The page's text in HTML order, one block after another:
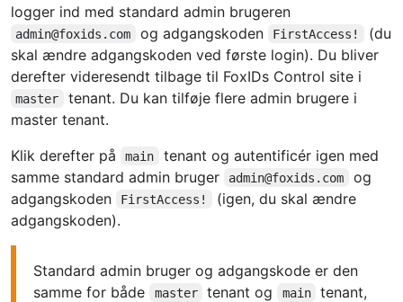
logger ind med standard admin brugeren
admin@foxids.com og adgangskoden FirstAccess!
(du
skal ændre adgangskoden ved første login). Du bliver
derefter videresendt tilbage til FoxIDs Control site i
master
tenant. Du kan tilføje flere admin brugere i
master tenant.
Klik derefter på
main
tenant og autentificér igen med
samme standard admin bruger
admin@foxids.com
og
adgangskoden
FirstAccess!
(igen, du skal ændre
adgangskoden).
Standard admin bruger og adgangskode er den
samme for både
master tenant og main
tenant,